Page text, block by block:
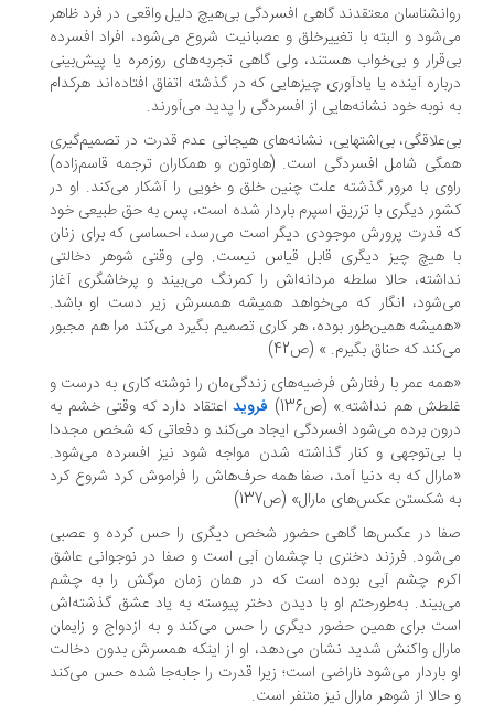
معتقدند گاهی افسردگی بی‌هیچ دلیل واقعی در فرد ظاهر
و البته با تغییرخلق و عصبانیت شروع می‌شود، افراد افسرده
و بی‌خواب هستند، ولی گاهی تجربه‌های روزمره یا پیش‌بینی
آینده یا یادآوری چیزهایی که در گذشته اتفاق افتاده‌اند هرکدام
نوبه خود نشانه‌هایی از افسردگی را پدید می‌آورند.
بی‌اشتهایی، نشانه‌های هیجانی عدم قدرت در تصمیم‌گیری
شامل افسردگی است. (هاوتون و همکاران ترجمه قاسم‌زاده)
با مرور گذشته علت چنین خلق و خویی را آشکار می‌کند. او در
دیگری با تزریق اسپرم باردار شده است، پس به حق طبیعی خود
قدرت پرورش موجودی دیگر است می‌رسد، احساسی که برای زنان
هیچ چیز دیگری قابل قیاس نیست. ولی وقتی شوهر دخالتی
حالا سلطه مردانه‌اش را کمرنگ می‌بیند و پرخاشگری آغاز
انگار که می‌خواهد همیشه همسرش زیر دست او باشد.
همین‌طور بوده، هر کاری تصمیم بگیرد می‌کند مرا هم مجبور
که حناق بگیرم. » (ص42)
عمر با رفتارش فرضیه‌های زندگی‌مان را نوشته کاری به درست و
هم نداشته.» (ص136)
فروید اعتقاد دارد که وقتی خشم به
برده می‌شود افسردگی ایجاد می‌کند و دفعاتی که شخص مجددا
بی‌توجهی و کنار گذاشته شدن مواجه شود نیز افسرده می‌شود.
که به دنیا آمد، صفا همه حرف‌هاش را فراموش کرد شروع کرد
شکستن عکس‌های مارال» (ص137)
در عکس‌ها گاهی حضور شخص دیگری را حس کرده و عصبی
فرزند دختری با چشمان آبی است و صفا در نوجوانی عاشق
چشم آبی بوده است که در همان زمان مرگش را به چشم
به‌طور‌حتم او با دیدن دختر پیوسته به یاد عشق گذشته‌اش
برای همین حضور دیگری را حس می‌کند و به ازدواج و زایمان
واکنش شدید نشان می‌دهد، او از اینکه همسرش بدون دخالت
باردار می‌شود ناراضی است؛ زیرا قدرت را جابه‌جا شده حس می‌کند
از شوهر مارال نیز متنفر است.